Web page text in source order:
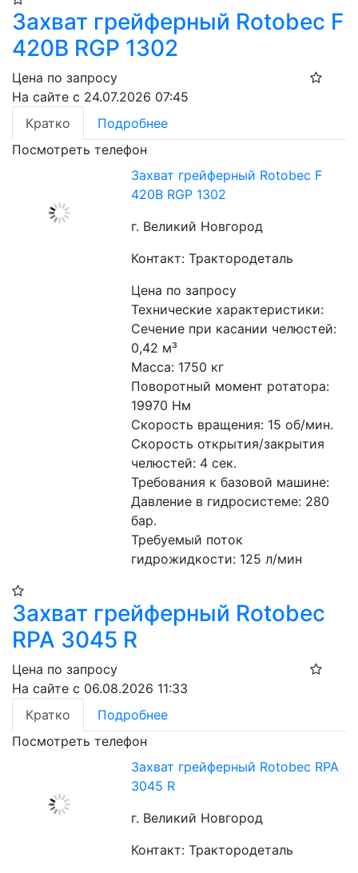
Захват грейферный Rotobec F
420B RGP 1302
Цена по запросу
На сайте с 24.07.2026 07:45
Кратко
Подробнее
Посмотреть телефон
Захват грейферный Rotobec F
420B RGP 1302
г. Великий Новгород
Контакт: Трактородеталь
Цена по запросу
Технические характеристики:
Сечение при касании челюстей:
0,42 м³
Масса: 1750 кг
Поворотный момент ротатора:
19970 Нм
Скорость вращения: 15 об/мин.
Скорость открытия/закрытия
челюстей: 4 сек.
Требования к базовой машине:
Давление в гидросистеме: 280
бар.
Требуемый поток
гидрожидкости: 125 л/мин
Захват грейферный Rotobec
RPA 3045 R
Цена по запросу
На сайте с 06.08.2026 11:33
Кратко
Подробнее
Посмотреть телефон
Захват грейферный Rotobec RPA
3045 R
г. Великий Новгород
Контакт: Трактородеталь